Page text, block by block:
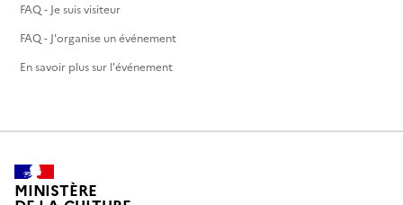
FAQ - Je suis visiteur
FAQ - J'organise un événement
En savoir plus sur l'événement
MINISTÈRE